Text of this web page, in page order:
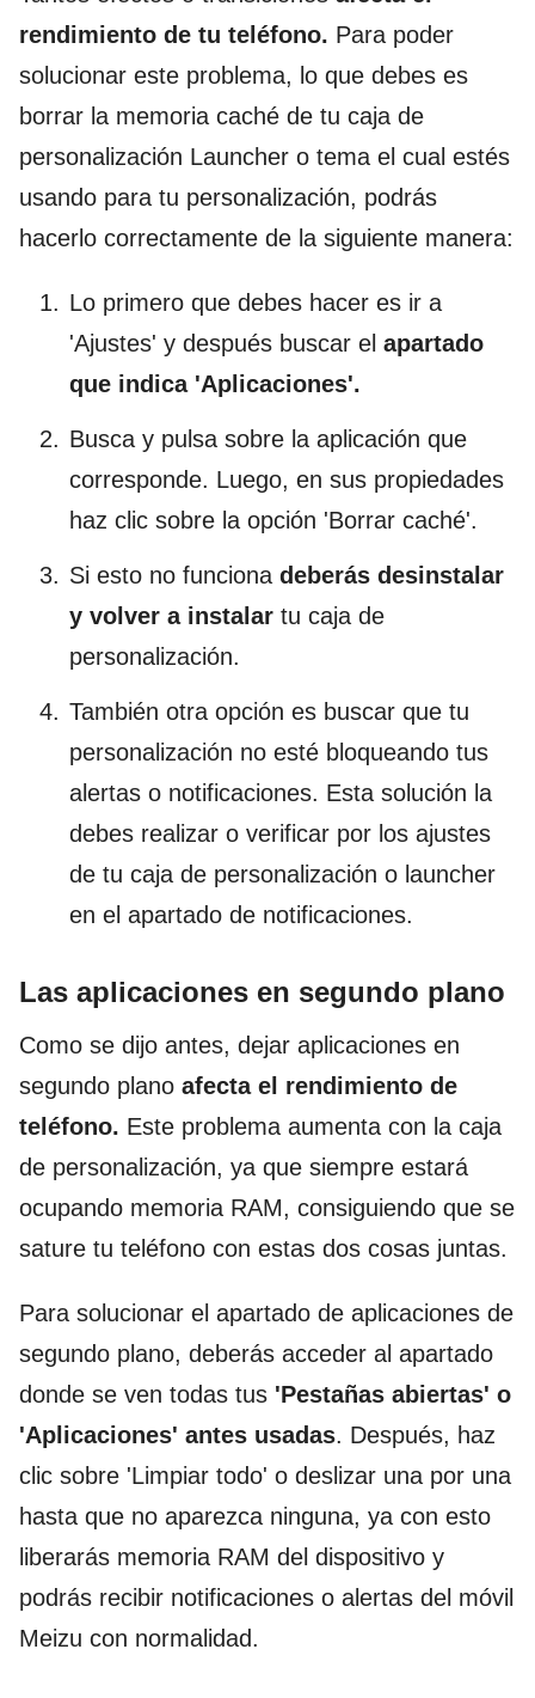
rendimiento de tu teléfono. Para poder
solucionar este problema, lo que debes es
borrar la memoria caché de tu caja de
personalización Launcher o tema el cual estés
usando para tu personalización, podrás
hacerlo correctamente de la siguiente manera:
Lo primero que debes hacer es ir a
'Ajustes' y después buscar el apartado
que indica 'Aplicaciones'.
Busca y pulsa sobre la aplicación que
corresponde. Luego, en sus propiedades
haz clic sobre la opción 'Borrar caché'.
Si esto no funciona deberás desinstalar
y volver a instalar tu caja de
personalización.
También otra opción es buscar que tu
personalización no esté bloqueando tus
alertas o notificaciones. Esta solución la
debes realizar o verificar por los ajustes
de tu caja de personalización o launcher
en el apartado de notificaciones.
Las aplicaciones en segundo plano
Como se dijo antes, dejar aplicaciones en
segundo plano afecta el rendimiento de
teléfono. Este problema aumenta con la caja
de personalización, ya que siempre estará
ocupando memoria RAM, consiguiendo que se
sature tu teléfono con estas dos cosas juntas.
Para solucionar el apartado de aplicaciones de
segundo plano, deberás acceder al apartado
donde se ven todas tus 'Pestañas abiertas' o
'Aplicaciones' antes usadas. Después, haz
clic sobre 'Limpiar todo' o deslizar una por una
hasta que no aparezca ninguna, ya con esto
liberarás memoria RAM del dispositivo y
podrás recibir notificaciones o alertas del móvil
Meizu con normalidad.